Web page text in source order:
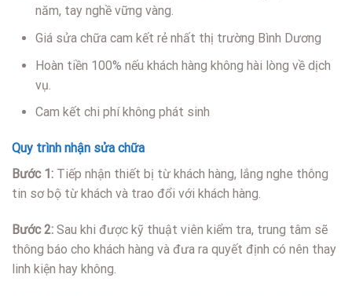
năm, tay nghề vững vàng.
Giá sửa chữa cam kết rẻ nhất thị trường Bình Dương
Hoàn tiền 100% nếu khách hàng không hài lòng về dịch
vụ.
Cam kết chi phí không phát sinh
Quy trình nhận sửa chữa
Bước 1: Tiếp nhận thiết bị từ khách hàng, lắng nghe thông
tin sơ bộ từ khách và trao đổi với khách hàng.
Bước 2: Sau khi được kỹ thuật viên kiểm tra, trung tâm sẽ
thông báo cho khách hàng và đưa ra quyết định có nên thay
linh kiện hay không.